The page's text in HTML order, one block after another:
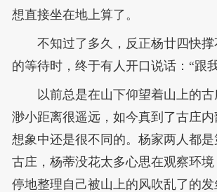
想直接坐在地上算了。
不知过了多久，反正杨廿四快
的等待时，终于有人开口说话：“跟
以前总是在山下仰望着山上的
渺小距离很遥远，如今真到了古庄
想象中还是很不同的。杨家两人都
古庄，杨蒂没花太多心思在观察环
停地整理自己被山上的风吹乱了的